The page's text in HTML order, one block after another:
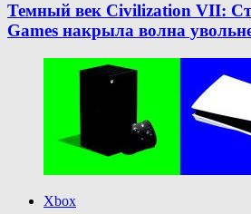
Темный век Civilization VII:
Games накрыла волна
Xbox